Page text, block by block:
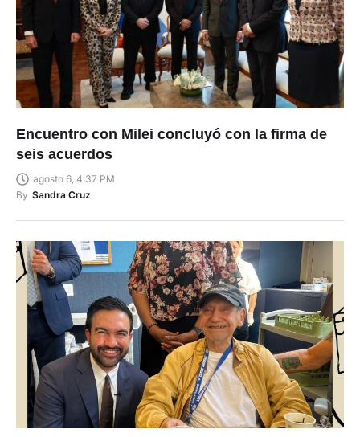
Encuentro con Milei concluyó con la firma de
seis acuerdos
agosto 6, 4:37 PM
By Sandra Cruz